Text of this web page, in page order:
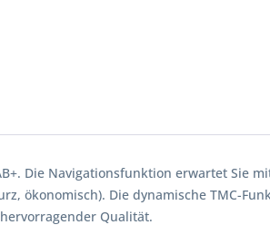
Die Navigationsfunktion erwartet Sie
ökonomisch). Die dynamische TMC-
Qualität.